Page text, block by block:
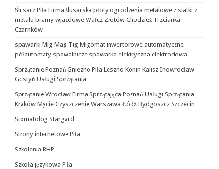
Ślusarz Piła Firma ślusarska płoty ogrodzenia metalowe z siatki z
metalu bramy wjazdowe Wałcz Złotów Chodzież Trzcianka
Czarnków
spawarki Mig Mag Tig Migomat inwertorowe automatyczne
półautomaty spawalnicze spawarka elektryczna elektrodowa
Sprzątanie Poznań Gniezno Piła Leszno Konin Kalisz Inowrocław
Gostyń Usługi Sprzątania
Sprzątanie Wrocław Firma Sprzątająca Poznań Usługi Sprzątania
Kraków Mycie Czyszczenie Warszawa Łódź Bydgoszcz Szczecin
Stomatolog Stargard
Strony internetowe Piła
Szkolenia BHP
Szkoła językowa Piła